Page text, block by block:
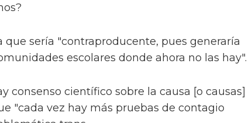
que sería "contraproducente, pues generaría
escolares donde ahora no las hay".
consenso científico sobre la causa [o causas]
"cada vez hay más pruebas de contagio